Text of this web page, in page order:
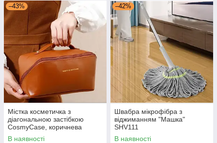
–43%
Містка косметичка з
діагональною застібкою
CosmyCase, коричнева
В наявності
–42%
Швабра мікрофібра з
віджиманням "Машка"
SHV111
В наявності